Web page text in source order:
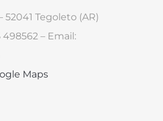
52041 Tegoleto (AR)
498562 – Email:
Maps